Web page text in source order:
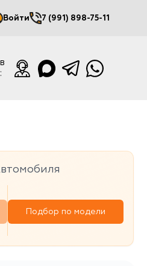
Войти
Мой кабинет
7 (991) 898-75-11
Подбор по модели